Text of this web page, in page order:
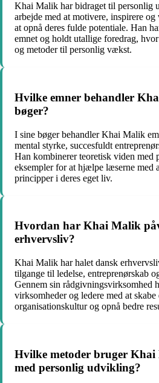
Khai Malik har bidraget til personlig
arbejde med at motivere, inspirere
at opnå deres fulde potentiale. Han
emnet og holdt utallige foredrag,
og metoder til personlig vækst.
Hvilke emner behandler
bøger?
I sine bøger behandler Khai Malik
mental styrke, succesfuldt
Han kombinerer teoretisk viden med
eksempler for at hjælpe læserne med
principper i deres eget liv.
Hvordan har Khai Malik
erhvervsliv?
Khai Malik har halet dansk
tilgange til ledelse, entreprenørskab
Gennem sin rådgivningsvirksomhed
virksomheder og ledere med at
organisationskultur og opnå bedre
Hvilke metoder bruger
med personlig udvikling?